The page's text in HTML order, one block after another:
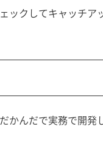
クしてキャッチア
かんだで実務で開